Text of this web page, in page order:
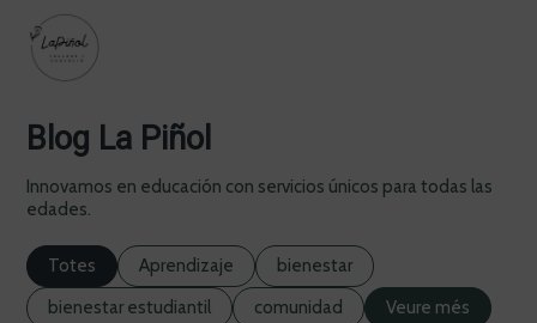
Blog La Piñol
Innovamos en educación con servicios únicos para todas las
edades.
Totes Aprendizaje
bienestar
bienestar estudiantil
comunidad Veure més